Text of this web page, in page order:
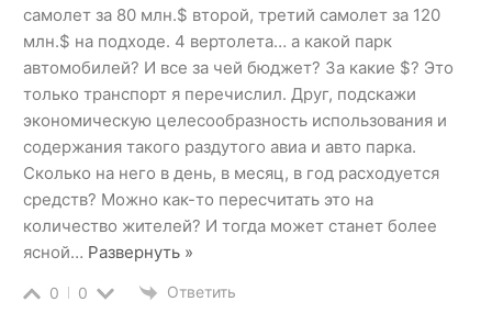
самолет за 80 млн.$ второй, третий самолет за 120
млн.$ на подходе. 4 вертолета… а какой парк
автомобилей? И все за чей бюджет? За какие $? Это
только транспорт я перечислил. Друг, подскажи
экономическую целесообразность использования и
содержания такого раздутого авиа и авто парка.
Сколько на него в день, в месяц, в год расходуется
средств? Можно как-то пересчитать это на
количество жителей? И тогда может станет более
ясной… Развернуть »
0 0 Ответить